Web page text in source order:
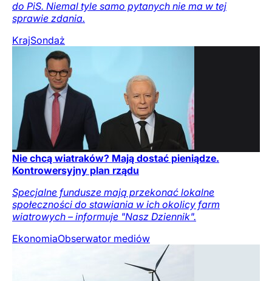
do PiS. Niemal tyle samo pytanych nie ma w tej
sprawie zdania.
KrajSondaż
Nie chcą wiatraków? Mają dostać pieniądze.
Kontrowersyjny plan rządu
Specjalne fundusze mają przekonać lokalne
społeczności do stawiania w ich okolicy farm
wiatrowych – informuje "Nasz Dziennik".
EkonomiaObserwator mediów